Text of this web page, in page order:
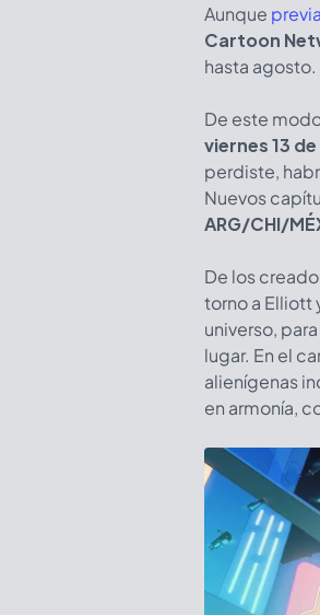
Aunque
Cartoon
hasta agosto.
De este
viernes 13
perdiste,
Nuevos
ARG/CHI/
De los
torno a Elliott
universo,
lugar. En el
alienígenas
en armonía,